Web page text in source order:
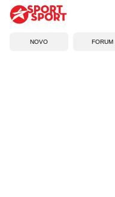
NOVO FORUM